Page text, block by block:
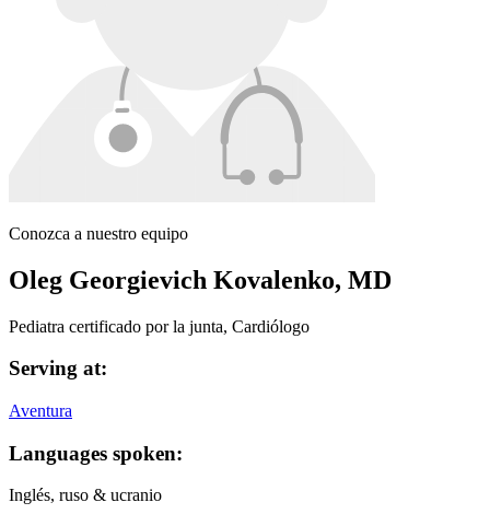
Conozca a nuestro equipo
Oleg Georgievich Kovalenko, MD
Pediatra certificado por la junta, Cardiólogo
Serving at:
Aventura
Languages spoken:
Inglés, ruso & ucranio